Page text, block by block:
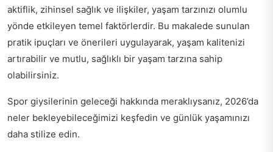
aktiflik, zihinsel sağlık ve ilişkiler, yaşam tarzınızı olumlu
yönde etkileyen temel faktörlerdir. Bu makalede sunulan
pratik ipuçları ve önerileri uygulayarak, yaşam kalitenizi
artırabilir ve mutlu, sağlıklı bir yaşam tarzına sahip
olabilirsiniz.
Spor giysilerinin geleceği hakkında meraklıysanız, 2026’da
neler bekleyebileceğimizi keşfedin ve günlük yaşamınızı
daha stilize edin.